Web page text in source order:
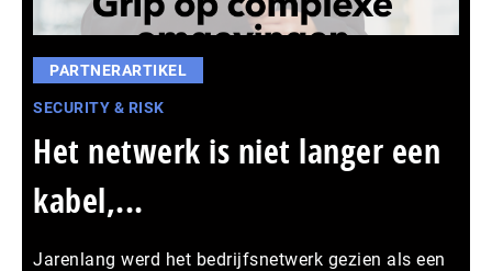
PARTNERARTIKEL
SECURITY & RISK
Het netwerk is niet langer een
kabel,...
Jarenlang werd het bedrijfsnetwerk gezien als een